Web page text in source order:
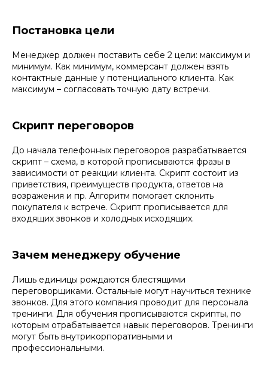
Постановка цели
Менеджер должен поставить себе 2 цели: максимум и
минимум. Как минимум, коммерсант должен взять
контактные данные у потенциального клиента. Как
максимум – согласовать точную дату встречи.
Скрипт переговоров
До начала телефонных переговоров разрабатывается
скрипт – схема, в которой прописываются фразы в
зависимости от реакции клиента. Скрипт состоит из
приветствия, преимуществ продукта, ответов на
возражения и пр. Алгоритм помогает склонить
покупателя к встрече. Скрипт прописывается для
входящих звонков и холодных исходящих.
Зачем менеджеру обучение
Лишь единицы рождаются блестящими
переговорщиками. Остальные могут научиться технике
звонков. Для этого компания проводит для персонала
тренинги. Для обучения прописываются скрипты, по
которым отрабатывается навык переговоров. Тренинги
могут быть внутрикорпоративными и
профессиональными.